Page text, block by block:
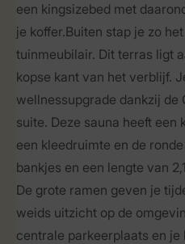
een kingsizebed met
je koffer.Buiten stap je zo
tuinmeubilair. Dit terras ligt
kopse kant van het verblijf.
wellnessupgrade dankzij de
suite. Deze sauna heeft een
een kleedruimte en de
bankjes en een lengte van
De grote ramen geven je
weids uitzicht op de
centrale parkeerplaats en